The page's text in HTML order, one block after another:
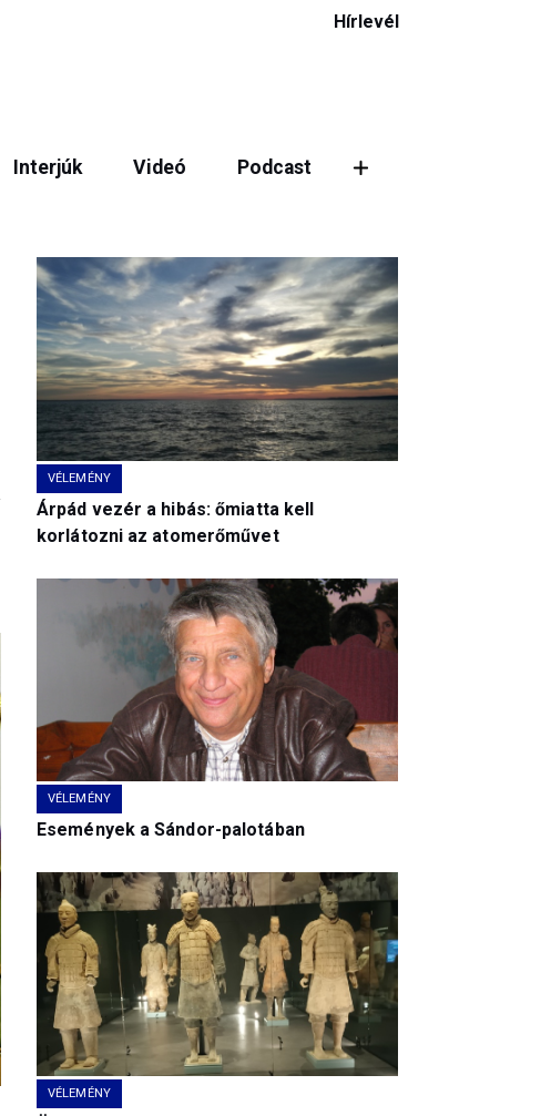
Hírlevél
Interjúk Videó Podcast
Megosztás
VÉLEMÉNY
Árpád vezér a hibás: őmiatta kell
korlátozni az atomerőművet
VÉLEMÉNY
Események a Sándor-palotában
VÉLEMÉNY